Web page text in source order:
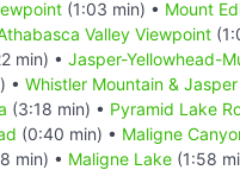
(1:03 min) • Mount
Valley Viewpoint
min) • Jasper-Yellowhead-
• Whistler Mountain &
(3:18 min) • Pyramid Lake
(0:40 min) • Maligne
min) • Maligne Lake (1:58